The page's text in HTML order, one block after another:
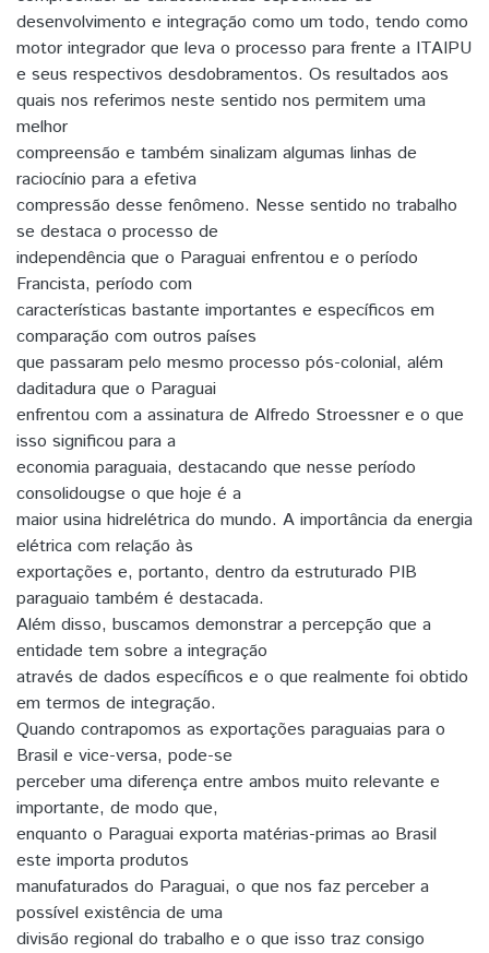
desenvolvimento e integração como um todo, tendo como
motor integrador que leva o processo para frente a ITAIPU
e seus respectivos desdobramentos. Os resultados aos
quais nos referimos neste sentido nos permitem uma
melhor
compreensão e também sinalizam algumas linhas de
raciocínio para a efetiva
compressão desse fenômeno. Nesse sentido no trabalho
se destaca o processo de
independência que o Paraguai enfrentou e o período
Francista, período com
características bastante importantes e específicos em
comparação com outros países
que passaram pelo mesmo processo pós-colonial, além
daditadura que o Paraguai
enfrentou com a assinatura de Alfredo Stroessner e o que
isso significou para a
economia paraguaia, destacando que nesse período
consolidougse o que hoje é a
maior usina hidrelétrica do mundo. A importância da energia
elétrica com relação às
exportações e, portanto, dentro da estruturado PIB
paraguaio também é destacada.
Além disso, buscamos demonstrar a percepção que a
entidade tem sobre a integração
através de dados específicos e o que realmente foi obtido
em termos de integração.
Quando contrapomos as exportações paraguaias para o
Brasil e vice-versa, pode-se
perceber uma diferença entre ambos muito relevante e
importante, de modo que,
enquanto o Paraguai exporta matérias-primas ao Brasil
este importa produtos
manufaturados do Paraguai, o que nos faz perceber a
possível existência de uma
divisão regional do trabalho e o que isso traz consigo